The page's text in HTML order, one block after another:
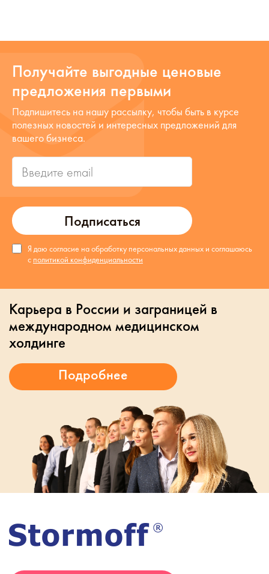
Получайте выгодные ценовые
предложения первыми
Подписаться
Подпишитесь на нашу рассылку, чтобы быть в курсе
полезных новостей и интересных предложений для
вашего бизнеса.
Я даю согласие на обработку персональных данных и соглашаюсь
с политикой конфиденциальности
Карьера в России и заграницей в
международном медицинском
холдинге